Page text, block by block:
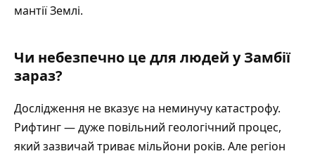
мантії Землі.
Чи небезпечно це для людей у Замбії
зараз?
Дослідження не вказує на неминучу катастрофу.
Рифтинг — дуже повільний геологічний процес,
який зазвичай триває мільйони років. Але регіон